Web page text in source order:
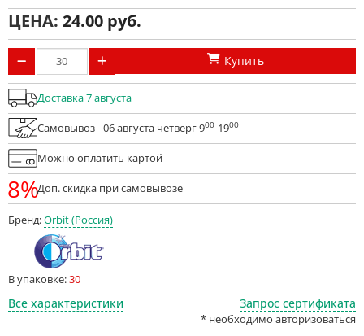
ЦЕНА: 24.00
Купить
Доставка 7 августа
Самовывоз - 06 августа четверг 900-1900
Можно оплатить картой
8%Доп. скидка при самовывозе
Бренд:Orbit (Россия)
В упаковке:30
Все характеристики Запрос сертификата
* необходимо авторизоваться